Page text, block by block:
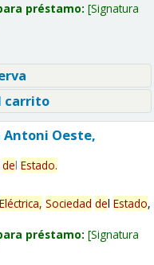
préstamo: Signatura
carrito
Oeste,
del Estado.
Eléctrica, Sociedad del Estado,
préstamo: Signatura